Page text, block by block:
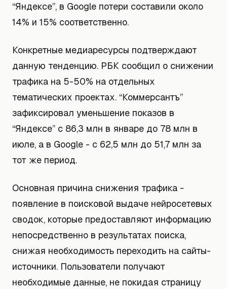
“Яндексе”, в Google потери составили около
14% и 15% соответственно.
Конкретные медиаресурсы подтверждают
данную тенденцию. РБК сообщил о снижении
трафика на 5-50% на отдельных
тематических проектах. “Коммерсантъ”
зафиксировал уменьшение показов в
“Яндексе” с 86,3 млн в январе до 78 млн в
июле, а в Google - с 62,5 млн до 51,7 млн за
тот же период.
Основная причина снижения трафика -
появление в поисковой выдаче нейросетевых
сводок, которые предоставляют информацию
непосредственно в результатах поиска,
снижая необходимость переходить на сайты-
источники. Пользователи получают
необходимые данные, не покидая страницу